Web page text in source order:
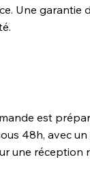
Une garantie
est
48h, avec
une réception